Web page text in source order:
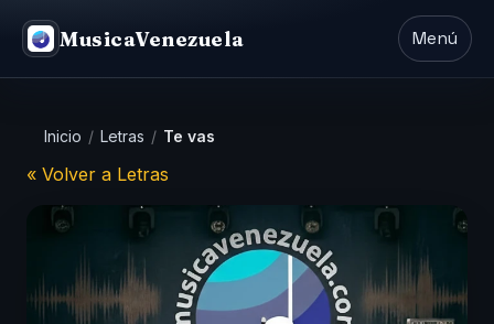
MusicaVenezuela Menú
Inicio / Letras / Te vas
« Volver a Letras